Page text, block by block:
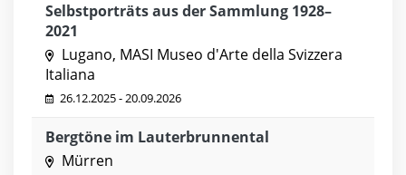
Selbstporträts aus der Sammlung 1928–
2021
Lugano, MASI Museo d'Arte della Svizzera
Italiana
26.12.2025 - 20.09.2026
Bergtöne im Lauterbrunnental
Mürren